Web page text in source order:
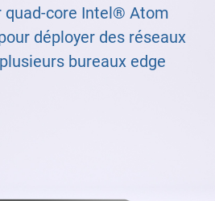
quad-core Intel® Atom
déployer des réseaux
bureaux edge